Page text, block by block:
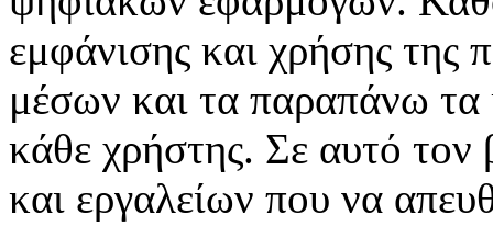
εμφάνισης και χρήσης της
μέσων και τα παραπάνω τα
κάθε χρήστης. Σε αυτό
και εργαλείων που να